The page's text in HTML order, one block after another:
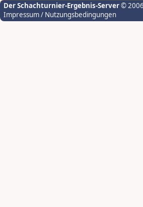
Der Schachturnier-Ergebnis-Server©
Impressum / Nutzungsbedingungen